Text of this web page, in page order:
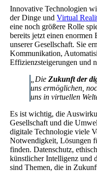
Innovative Technologien
der Dinge und Virtual
eine noch größere Rolle
bereits jetzt einen enormen
unserer Gesellschaft. Sie
Kommunikation,
Effizienzsteigerungen und
„Die Zukunft der
uns ermöglichen,
uns in virtuellen
Es ist wichtig, die
Gesellschaft und die
digitale Technologie viele
Notwendigkeit, Lösungen
finden. Datenschutz,
künstlicher Intelligenz und
sind Themen, die in